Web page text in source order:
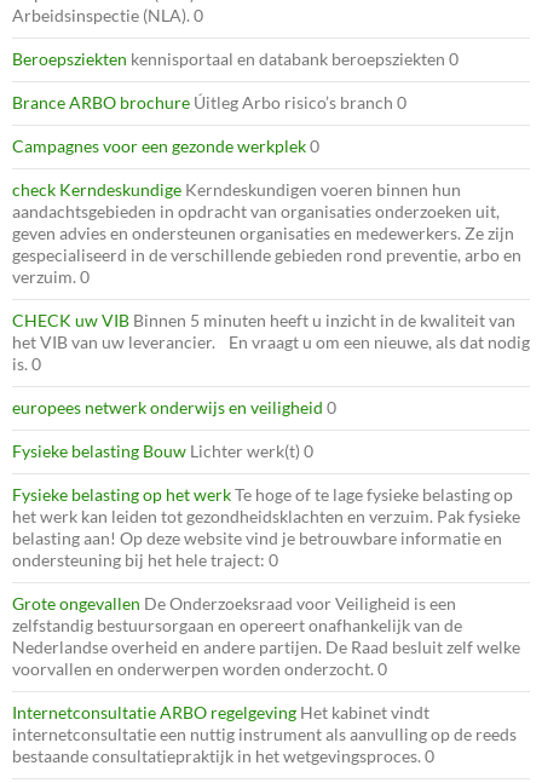
Arbeidsinspectie (NLA). 0
Beroepsziekten kennisportaal en databank beroepsziekten 0
Brance ARBO brochure Úitleg Arbo risico’s branch 0
Campagnes voor een gezonde werkplek0
check Kerndeskundige Kerndeskundigen voeren binnen hun
aandachtsgebieden in opdracht van organisaties onderzoeken uit,
geven advies en ondersteunen organisaties en medewerkers. Ze zijn
gespecialiseerd in de verschillende gebieden rond preventie, arbo en
verzuim. 0
CHECK uw VIB Binnen 5 minuten heeft u inzicht in de kwaliteit van
het VIB van uw leverancier. En vraagt u om een nieuwe, als dat nodig
is. 0
europees netwerk onderwijs en veiligheid 0
Fysieke belasting Bouw Lichter werk(t) 0
Fysieke belasting op het werkTe hoge of te lage fysieke belasting op
het werk kan leiden tot gezondheidsklachten en verzuim. Pak fysieke
belasting aan! Op deze website vind je betrouwbare informatie en
ondersteuning bij het hele traject: 0
Grote ongevallen De Onderzoeksraad voor Veiligheid is een
zelfstandig bestuursorgaan en opereert onafhankelijk van de
Nederlandse overheid en andere partijen. De Raad besluit zelf welke
voorvallen en onderwerpen worden onderzocht. 0
Internetconsultatie ARBO regelgeving Het kabinet vindt
internetconsultatie een nuttig instrument als aanvulling op de reeds
bestaande consultatiepraktijk in het wetgevingsproces. 0